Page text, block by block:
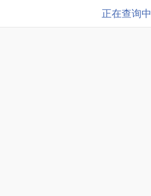
正在查询中